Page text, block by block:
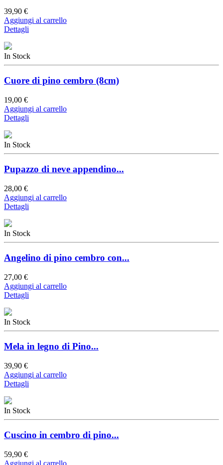
39,90 €
Aggiungi al carrello
Dettagli
In Stock
Cuore di pino cembro (8cm)
19,00 €
Aggiungi al carrello
Dettagli
In Stock
Pupazzo di neve appendino...
28,00 €
Aggiungi al carrello
Dettagli
In Stock
Angelino di pino cembro con...
27,00 €
Aggiungi al carrello
Dettagli
In Stock
Mela in legno di Pino...
39,90 €
Aggiungi al carrello
Dettagli
In Stock
Cuscino in cembro di pino...
59,90 €